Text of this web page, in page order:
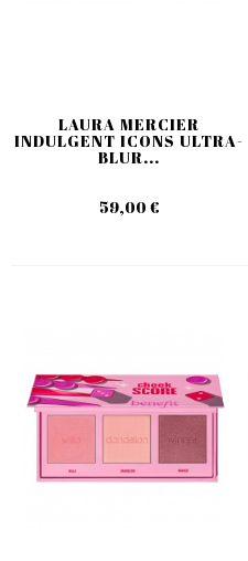
LAURA MERCIER
INDULGENT ICONS ULTRA-
BLUR...
59,00 €